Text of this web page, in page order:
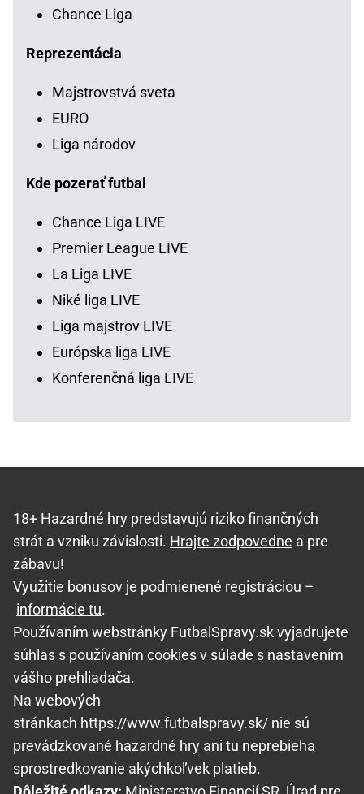
Chance Liga
Reprezentácia
Majstrovstvá sveta
EURO
Liga národov
Kde pozerať futbal
Chance Liga LIVE
Premier League LIVE
La Liga LIVE
Niké liga LIVE
Liga majstrov LIVE
Európska liga LIVE
Konferenčná liga LIVE
18+ Hazardné hry predstavujú riziko finančných
strát a vzniku závislosti. Hrajte zodpovedne a pre
zábavu!
Využitie bonusov je podmienené registráciou –
informácie tu.
Používaním webstránky FutbalSpravy.sk vyjadrujete
súhlas s používaním cookies v súlade s nastavením
vášho prehliadača.
Na webových
stránkach https://www.futbalspravy.sk/ nie sú
prevádzkované hazardné hry ani tu neprebieha
sprostredkovanie akýchkoľvek platieb.